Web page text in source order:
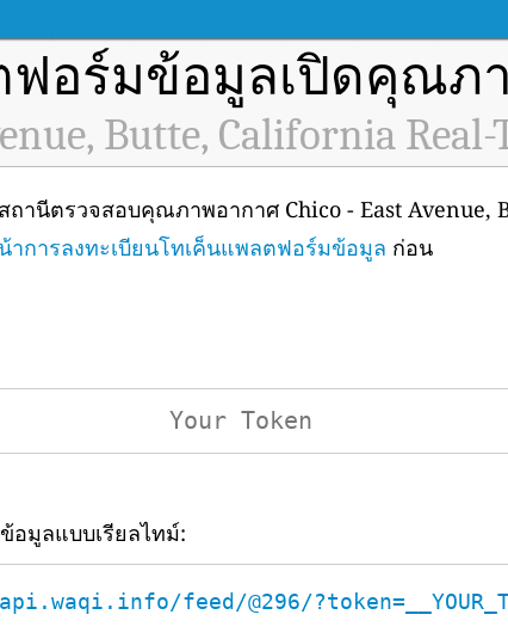
ฟอร์มข้อมูลเปิดคุณภ
Butte, California
ถานีตรวจสอบคุณภาพอากาศ Chico - East Avenue,
าการลงทะเบียนโทเค็นแพลตฟอร์มข้อมูล ก่อน
อมูลแบบเรียลไทม์:
feed/@296/